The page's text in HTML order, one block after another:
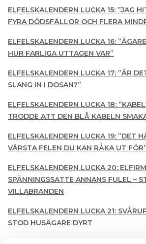
ELFELSKALENDERN LUCKA 15: ”JAG
FYRA DÖDSFÄLLOR OCH FLERA
ELFELSKALENDERN LUCKA 16:
HUR FARLIGA UTTAGEN VAR”
ELFELSKALENDERN LUCKA 17: ”ÄR
SLANG IN I DOSAN?”
ELFELSKALENDERN LUCKA 18:
TRODDE ATT DEN BLÅ KABELN
ELFELSKALENDERN LUCKA 19: ”DET
VÄRSTA FELEN DU KAN RÅKA UT FÖR”
ELFELSKALENDERN LUCKA 20:
SPÄNNINGSSATTE ANNANS FULEL –
VILLABRANDEN
ELFELSKALENDERN LUCKA 21:
STOD HUSÄGARE DYRT